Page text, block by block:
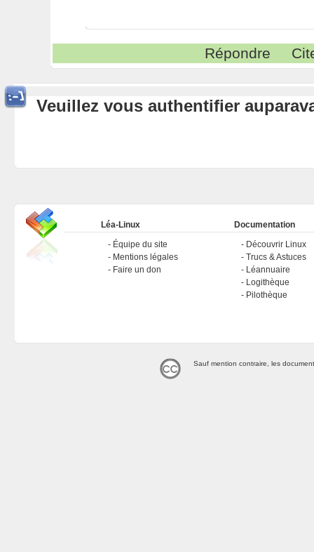
Répondre
Veuillez vous authentifier
Léa-Linux
Équipe du site
Mentions légales
Faire un don
Documentation
Découvrir Linux
Trucs & Astuces
Léannuaire
Logithèque
Pilothèque
Sauf mention contraire, les